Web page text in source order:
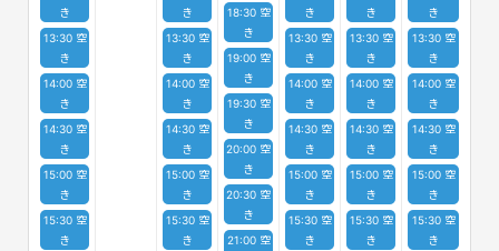
き
13:30 空
き
14:00 空
き
14:30 空
き
15:00 空
き
15:30 空
き
き
13:30 空
き
14:00 空
き
14:30 空
き
15:00 空
き
15:30 空
き
18:30 空
き
19:00 空
き
19:30 空
き
20:00 空
き
20:30 空
き
21:00 空
き
13:30 空
き
14:00 空
き
14:30 空
き
15:00 空
き
15:30 空
き
き
13:30 空
き
14:00 空
き
14:30 空
き
15:00 空
き
15:30 空
き
き
13:30 空
き
14:00 空
き
14:30 空
き
15:00 空
き
15:30 空
き